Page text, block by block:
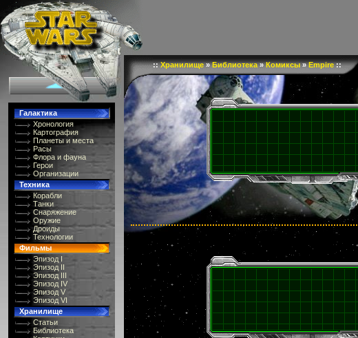
Галактика
Хронология
Картография
Планеты и места
Расы
Флора и фауна
Герои
Организации
Техника
Корабли
Танки
Снаряжение
Оружие
Дроиды
Технологии
Фильмы
Эпизод I
Эпизод II
Эпизод III
Эпизод IV
Эпизод V
Эпизод VI
Хранилище
Статьи
Библиотека
::Хранилище»Библиотека»Комиксы»Empire::